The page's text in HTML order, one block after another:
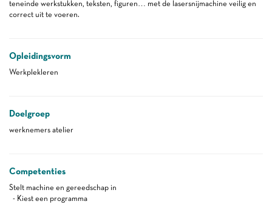
teneinde werkstukken, teksten, figuren… met de lasersnijmachine veilig en
correct uit te voeren.
Opleidingsvorm
Werkplekleren
Doelgroep
werknemers atelier
Competenties
Stelt machine en gereedschap in
- Kiest een programma